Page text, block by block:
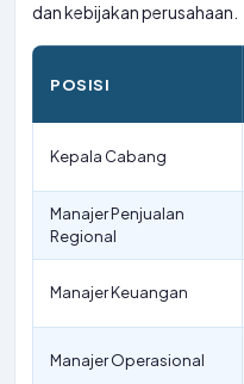
dan kebijakan perusahaan.
POSISI
Kepala Cabang
Manajer Penjualan
Regional
Manajer Keuangan
Manajer Operasional